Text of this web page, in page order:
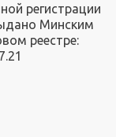
регистрации
Минским
реестре: